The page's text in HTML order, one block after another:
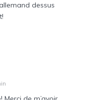
dessus